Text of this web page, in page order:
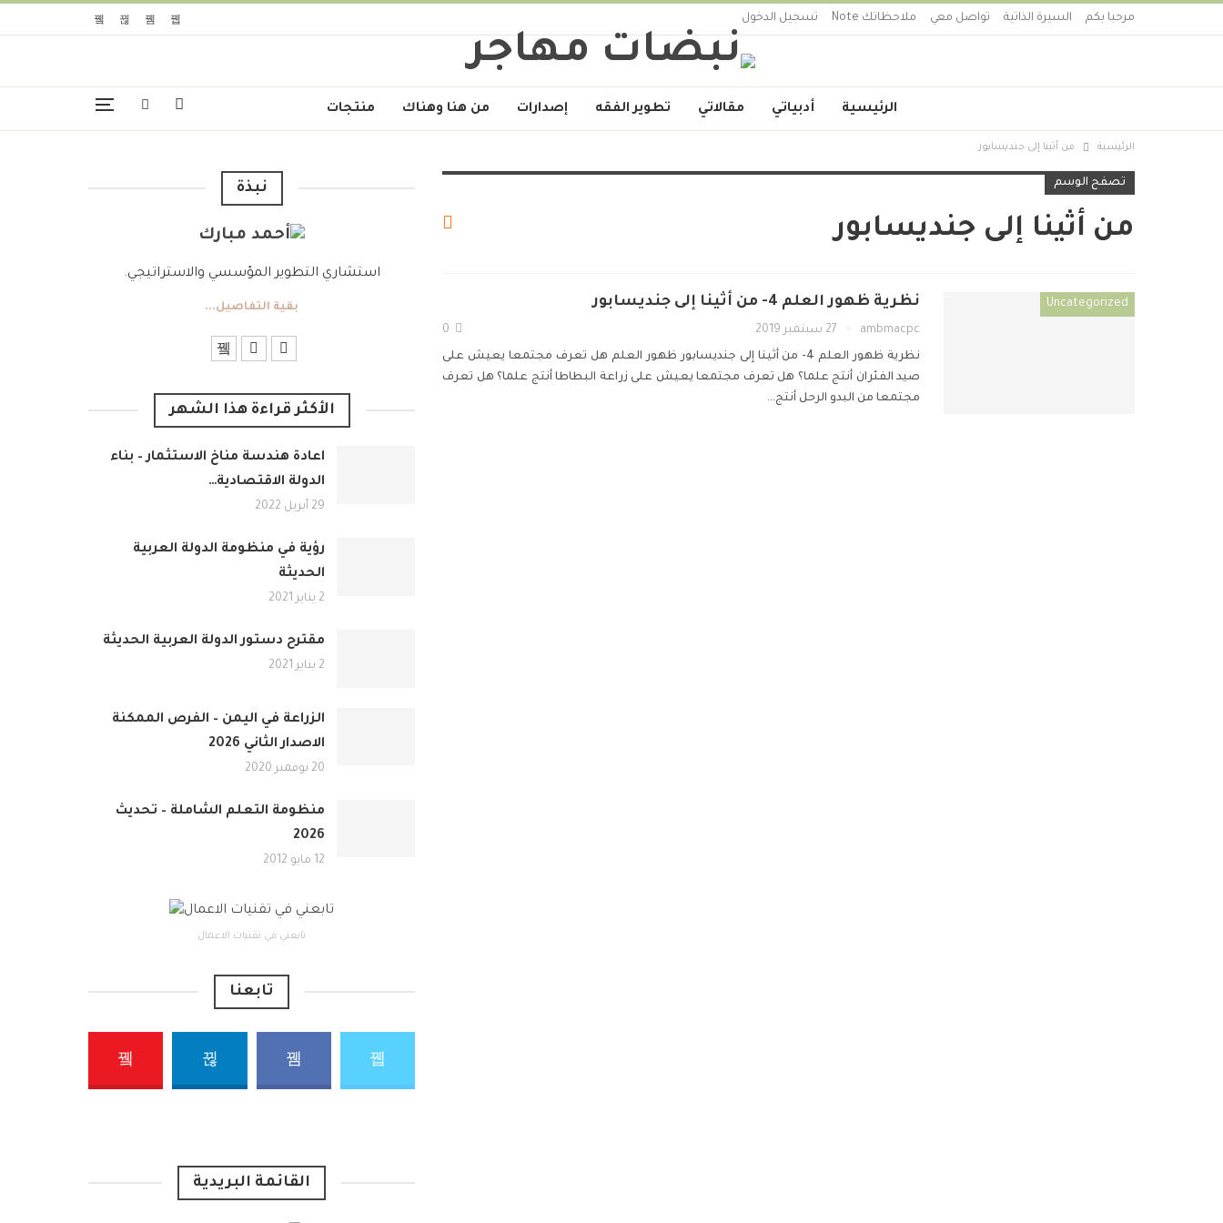
مرحبا بكم السيرة الذاتية تواصل معي ملاحظاتك Note تسجيل الدخول
الرئيسية أدبياتي مقالاتي تطوير الفقه إصدارات من هنا وهناك منتجات
الرئيسية من أثينا إلى جنديسابور
تصفح الوسم
من أثينا إلى جنديسابور
Uncategorized نظرية ظهور العلم 4- من أثينا إلى جنديسابور
ambmacpc 27 سبتمبر 2019
نظرية ظهور العلم 4- من أثينا إلى جنديسابور ظهور العلم هل تعرف مجتمعا يعيش على
صيد الفئران أنتج علما؟ هل تعرف مجتمعا يعيش على زراعة البطاطا أنتج علما؟ هل تعرف
مجتمعا من البدو الرحل أنتج…
نبذة
استشاري التطوير المؤسسي والاستراتيجي.
بقية التفاصيل...
الأكثر قراءة هذا الشهر
اعادة هندسة مناخ الاستثمار – بناء
الدولة الاقتصادية…
29 أبريل 2022
رؤية في منظومة الدولة العربية
الحديثة
2 يناير 2021
مقترح دستور الدولة العربية الحديثة
2 يناير 2021
الزراعة في اليمن – الفرص الممكنة
الاصدار الثاني 2026
20 نوفمبر 2020
منظومة التعلم الشاملة – تحديث
2026
12 مايو 2012
تابعني في تقنيات الاعمال
تابعنا
القائمة البريدية